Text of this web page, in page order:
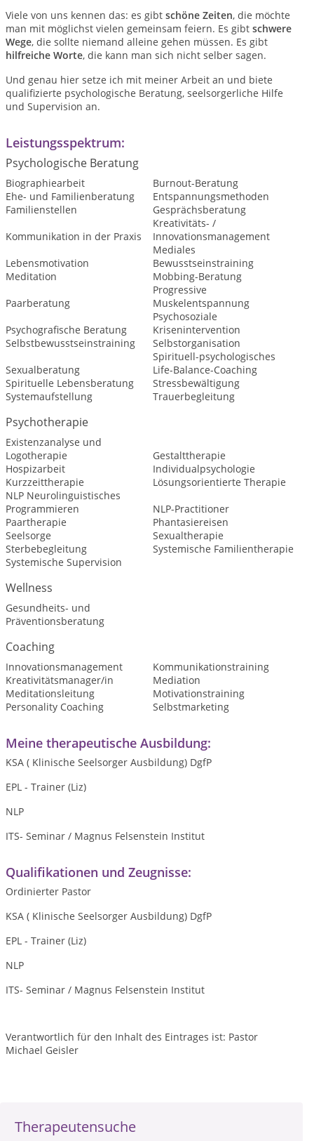
Therapeutensuche
Viele von uns kennen das: es gibt schöne Zeiten, die möchte
man mit möglichst vielen gemeinsam feiern. Es gibt schwere
Wege, die sollte niemand alleine gehen müssen. Es gibt
hilfreiche Worte, die kann man sich nicht selber sagen.
Und genau hier setze ich mit meiner Arbeit an und biete
qualifizierte psychologische Beratung, seelsorgerliche Hilfe
und Supervision an.
Leistungsspektrum:
Psychologische Beratung
Biographiearbeit
Burnout-Beratung
Ehe- und Familienberatung
Entspannungsmethoden
Familienstellen
Gesprächsberatung
Kommunikation in der Praxis
Kreativitäts- /
Innovationsmanagement
Lebensmotivation
Mediales
Bewusstseinstraining
Meditation
Mobbing-Beratung
Paarberatung
Progressive
Muskelentspannung
Psychografische Beratung
Psychosoziale
Krisenintervention
Selbstbewusstseinstraining
Selbstorganisation
Sexualberatung
Spirituell-psychologisches
Life-Balance-Coaching
Spirituelle Lebensberatung
Stressbewältigung
Systemaufstellung
Trauerbegleitung
Psychotherapie
Existenzanalyse und
Logotherapie
Gestalttherapie
Hospizarbeit
Individualpsychologie
Kurzzeittherapie
Lösungsorientierte Therapie
NLP Neurolinguistisches
Programmieren
NLP-Practitioner
Paartherapie
Phantasiereisen
Seelsorge
Sexualtherapie
Sterbebegleitung
Systemische Familientherapie
Systemische Supervision
Wellness
Gesundheits- und
Präventionsberatung
Coaching
Innovationsmanagement
Kommunikationstraining
Kreativitätsmanager/in
Mediation
Meditationsleitung
Motivationstraining
Personality Coaching
Selbstmarketing
Meine therapeutische Ausbildung:
KSA ( Klinische Seelsorger Ausbildung) DgfP
EPL - Trainer (Liz)
NLP
ITS- Seminar / Magnus Felsenstein Institut
Qualifikationen und Zeugnisse:
Ordinierter Pastor
KSA ( Klinische Seelsorger Ausbildung) DgfP
EPL - Trainer (Liz)
NLP
ITS- Seminar / Magnus Felsenstein Institut
Verantwortlich für den Inhalt des Eintrages ist: Pastor
Michael Geisler